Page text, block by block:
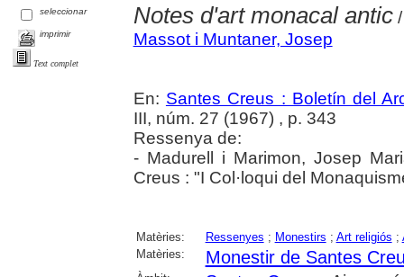
seleccionar
imprimir
Text complet
Notes d'art monacal antic/
Massot i Muntaner, Josep
En: Santes Creus : Boletín del
III, núm. 27 (1967) , p. 343
Ressenya de:
- Madurell i Marimon, Josep
Creus : "I Col·loqui del
Matèries: Ressenyes ; Monestirs ; Art religiós ;
Matèries:
Monestir de Santes